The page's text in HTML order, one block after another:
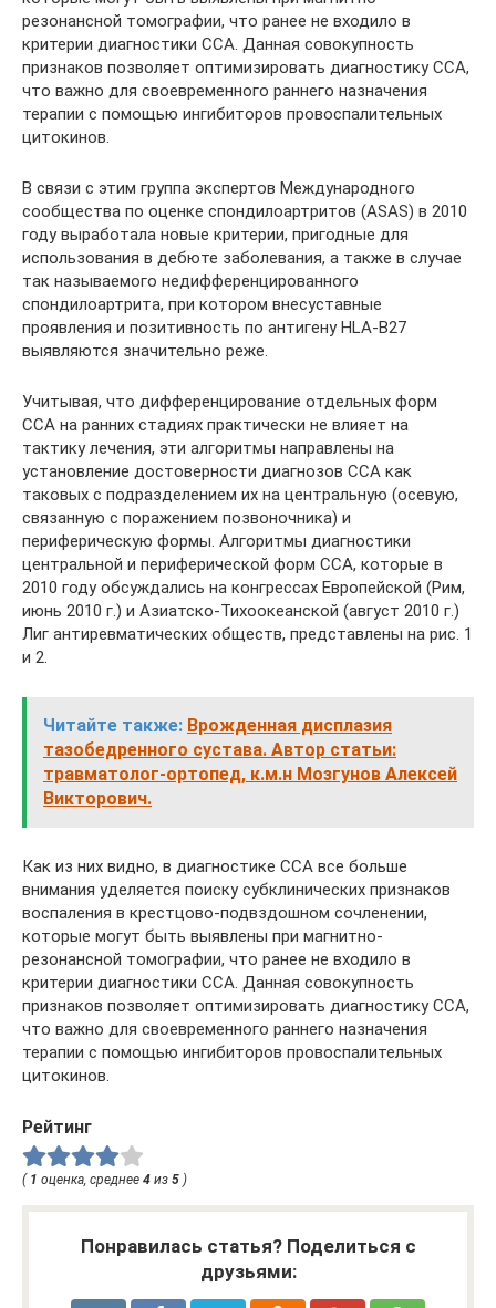
резонансной томографии, что ранее не входило в
критерии диагностики ССА. Данная совокупность
признаков позволяет оптимизировать диагностику ССА,
что важно для своевременного раннего назначения
терапии с помощью ингибиторов провоспалительных
цитокинов.
В связи с этим группа экспертов Международного
сообщества по оценке спондилоартритов (ASAS) в 2010
году выработала новые критерии, пригодные для
использования в дебюте заболевания, а также в случае
так называемого недифференцированного
спондилоартрита, при котором внесуставные
проявления и позитивность по антигену HLA-B27
выявляются значительно реже.
Учитывая, что дифференцирование отдельных форм
ССА на ранних стадиях практически не влияет на
тактику лечения, эти алгоритмы направлены на
установление достоверности диагнозов ССА как
таковых с подразделением их на центральную (осевую,
связанную с поражением позвоночника) и
периферическую формы. Алгоритмы диагностики
центральной и периферической форм ССА, которые в
2010 году обсуждались на конгрессах Европейской (Рим,
июнь 2010 г.) и Азиатско-Тихоокеанской (август 2010 г.)
Лиг антиревматических обществ, представлены на рис. 1
и 2.
Читайте также: Врожденная дисплазия
тазобедренного сустава. Автор статьи:
травматолог-ортопед, к.м.н Мозгунов Алексей
Викторович.
Как из них видно, в диагностике ССА все больше
внимания уделяется поиску субклинических признаков
воспаления в крестцово-подвздошном сочленении,
которые могут быть выявлены при магнитно-
резонансной томографии, что ранее не входило в
критерии диагностики ССА. Данная совокупность
признаков позволяет оптимизировать диагностику ССА,
что важно для своевременного раннего назначения
терапии с помощью ингибиторов провоспалительных
цитокинов.
Рейтинг
( 1 оценка, среднее 4 из 5 )
Понравилась статья? Поделиться с
друзьями: